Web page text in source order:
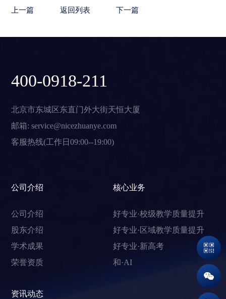
上一篇 返回列表 下一篇
400-0918-211
北京市东城区东直门外大街天恒大厦
邮箱: service@nicezhuanye.com
客服热线(工作日09:00--19:00)
公司介绍
公司介绍
股东介绍
学术成果
荣誉资质
核心业务
好专业·校级教学质量提升
好专业·区域教学质量提升
好专业·新高考
和·AI
资讯动态